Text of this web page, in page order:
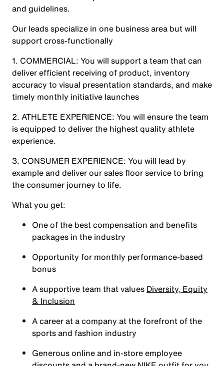
and guidelines.
Our leads specialize in one business area but will
support cross-functionally
1. COMMERCIAL: You will support a team that can
deliver efficient receiving of product, inventory
accuracy to visual presentation standards, and make
timely monthly initiative launches
2. ATHLETE EXPERIENCE: You will ensure the team
is equipped to deliver the highest quality athlete
experience.
3. CONSUMER EXPERIENCE: You will lead by
example and deliver our sales floor service to bring
the consumer journey to life.
What you get:
One of the best compensation and benefits
packages in the industry
Opportunity for monthly performance-based
bonus
A supportive team that values Diversity, Equity
& Inclusion
A career at a company at the forefront of the
sports and fashion industry
Generous online and in-store employee